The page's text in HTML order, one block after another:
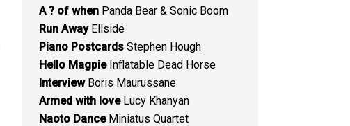
A ? of when Panda Bear & Sonic Boom
Run AwayEllside
Piano Postcards Stephen Hough
Hello MagpieInflatable Dead Horse
InterviewBoris Maurussane
Armed with loveLucy Khanyan
Naoto DanceMiniatus Quartet